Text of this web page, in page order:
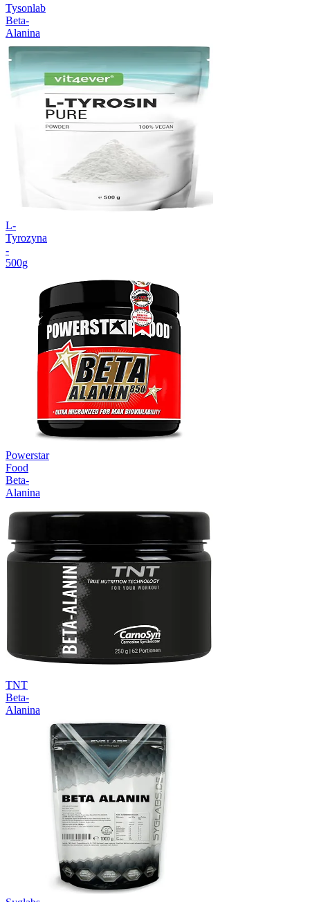
Tysonlab
Beta-
Alanina
L-
Tyrozyna
-
500g
Powerstar
Food
Beta-
Alanina
TNT
Beta-
Alanina